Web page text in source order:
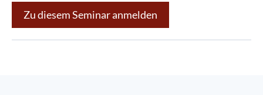
Zu diesem Seminar anmelden